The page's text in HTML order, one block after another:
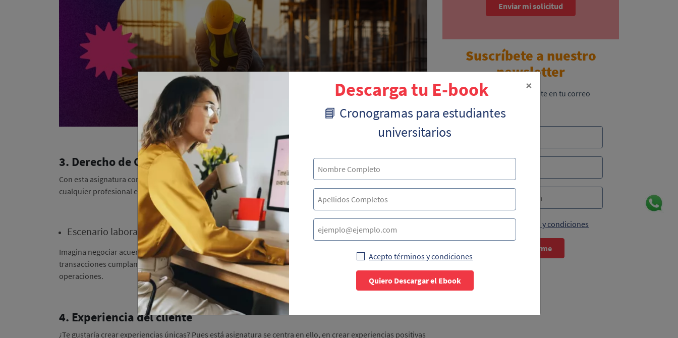
3. Derecho de Comercio Internacional
Con esta asignatura comprenderás las leyes y regulaciones que rigen el comercio entre países, esencial para
cualquier profesional en logística y negocios marítimos.
Escenario laboral
Imagina negociar acuerdos comerciales entre países; este conocimiento te permitirá asegurar que las
transacciones cumplan con todas las normativas, evitando sanciones y asegurando el flujo adecuado de
operaciones.
4. Experiencia del cliente
¿Te gustaría crear experiencias únicas? Pues está asignatura se centra en ello, en crear experiencias positivas
Enviar mi solicitud
Suscríbete a nuestro
newsletter
Recibe lo más reciente en tu correo
Acepto términos y condiciones
Suscribirme
×
Descarga tu E-book
📘 Cronogramas para estudiantes
universitarios
Acepto términos y condiciones
Quiero Descargar el Ebook